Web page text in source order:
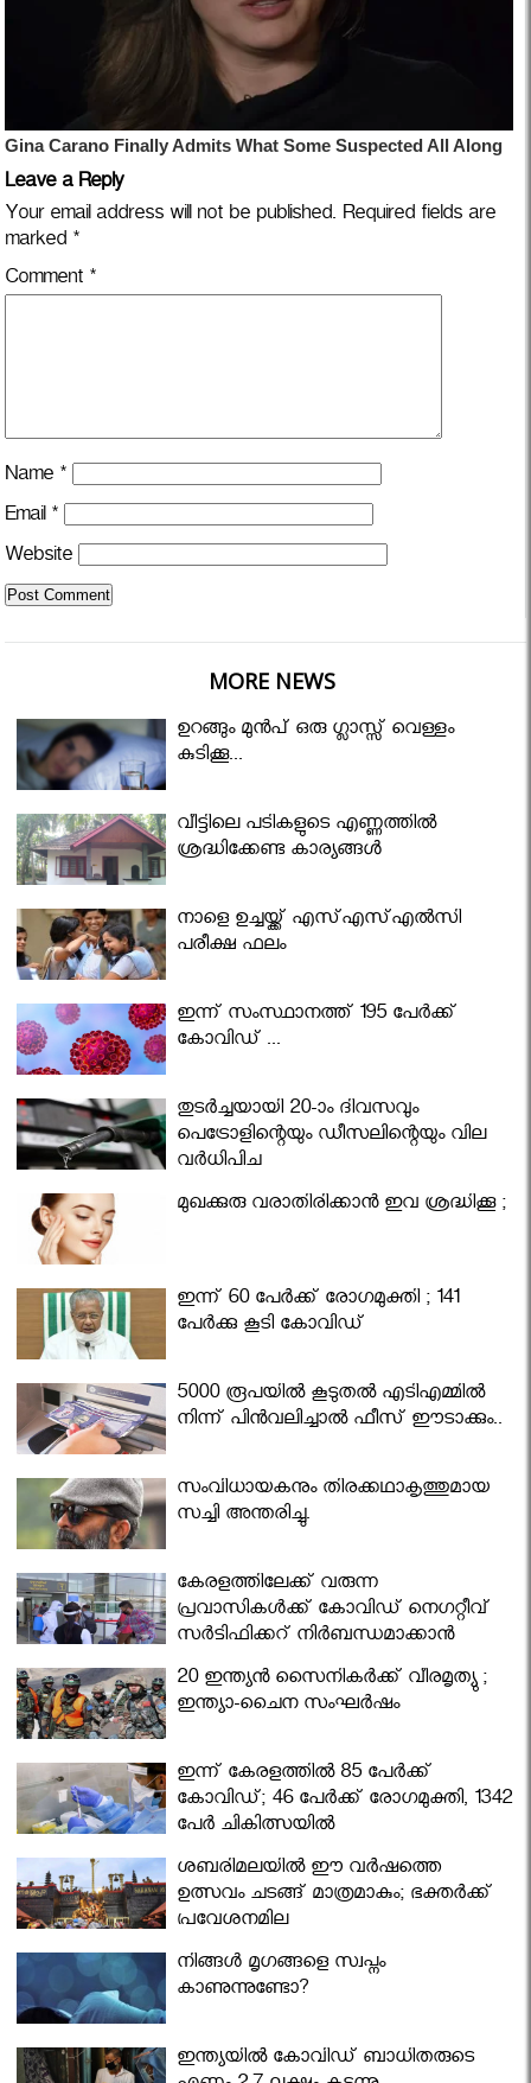
Leave a Reply
Your email address will not be published. Required fields are
marked *
Comment *
Name *
Email *
Website
MORE NEWS
ഉറങ്ങും മുന്‍പ് ഒരു ഗ്ലാസ്സ് വെള്ളം
കുടിക്കൂ...
വീട്ടിലെ പടികളുടെ എണ്ണത്തിൽ
ശ്രദ്ധിക്കേണ്ട കാര്യങ്ങൾ
നാളെ ഉച്ചയ്ക്ക് എസ്എസ്എല്‍സി
പരീക്ഷ ഫലം
ഇന്ന് സംസ്ഥാനത്ത് 195 പേര്‍ക്ക്
കോവിഡ് ...
തുടർച്ചയായി 20-ാം ദിവസവും
പെട്രോളിന്റെയും ഡീസലിന്റെയും വില
വര്‍ധിപ്പിച്ചു
മുഖക്കുരു വരാതിരിക്കാന്‍ ഇവ ശ്രദ്ധിക്കൂ ;
ഇന്ന് 60 പേർക്ക് രോഗമുക്തി ; 141
പേര്‍ക്കു കൂടി കോവിഡ്
5000 രൂപയിൽ കൂടുതൽ എടിഎമ്മിൽ
നിന്ന് പിൻവലിച്ചാൽ ഫീസ് ഈടാക്കും..
സംവിധായകനും തിരക്കഥാകൃത്തുമായ
സച്ചി അന്തരിച്ചു.
കേരളത്തിലേക്ക് വരുന്ന
പ്രവാസികള്‍ക്ക് കോവിഡ് നെഗറ്റീവ്
സര്‍ട്ടിഫിക്കറ്റ് നിർബന്ധമാക്കാൻ
മന്ത്രിസഭ
20 ഇന്ത്യൻ സൈനികർക്ക് വീരമൃത്യു ;
ഇന്ത്യാ-ചൈന സംഘർഷം
ഇന്ന് കേരളത്തിൽ 85 പേർക്ക്
കോവിഡ്; 46 പേർക്ക് രോഗമുക്തി, 1342
പേർ ചികിത്സയിൽ
ശബരിമലയില്‍ ഈ വർഷത്തെ
ഉത്സവം ചടങ്ങ് മാത്രമാകും; ഭക്തർക്ക്
പ്രവേശനമില്ല
നിങ്ങള്‍ മൃഗങ്ങളെ സ്വപ്നം
കാണുന്നുണ്ടോ?
ഇന്ത്യയിൽ കോവിഡ് ബാധിതരുടെ